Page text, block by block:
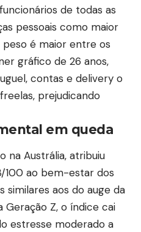
de todas as
pessoais como maior
é maior entre os
gráfico de 26 anos,
contas e delivery o
prejudicando
em queda
na Austrália, atribuiu
100 ao bem-estar dos
aos do auge da
Geração Z, o índice cai
estresse moderado a